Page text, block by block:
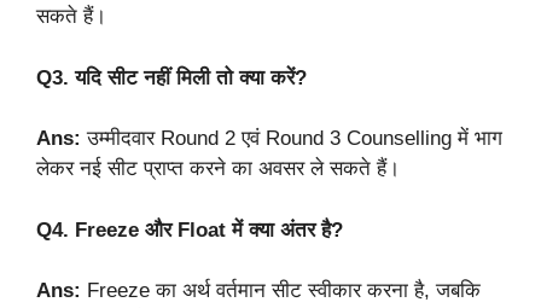
सकते हैं।
Q3. यदि सीट नहीं मिली तो क्या करें?
Ans: उम्मीदवार Round 2 एवं Round 3 Counselling में भाग
लेकर नई सीट प्राप्त करने का अवसर ले सकते हैं।
Q4. Freeze और Float में क्या अंतर है?
Ans: Freeze का अर्थ वर्तमान सीट स्वीकार करना है, जबकि